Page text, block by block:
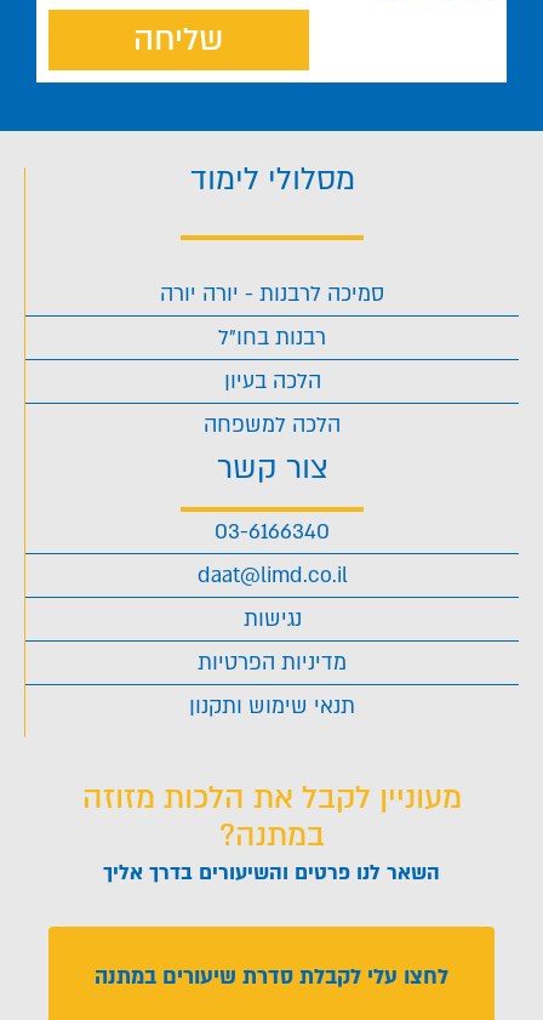
שליחה
מסלולי לימוד
סמיכה לרבנות - יורה יורה
רבנות בחו"ל
הלכה בעיון
הלכה למשפחה
צור קשר
03-6166340
daat@limd.co.il
נגישות
מדיניות הפרטיות
תנאי שימוש ותקנון
מעוניין לקבל את הלכות מזוזה
במתנה?
השאר לנו פרטים והשיעורים בדרך אליך
לחצו עלי לקבלת סדרת שיעורים במתנה